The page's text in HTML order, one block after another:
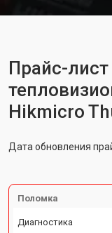
Прайс-
Hikmicro
Дата обновления
Поломка
Диагностика